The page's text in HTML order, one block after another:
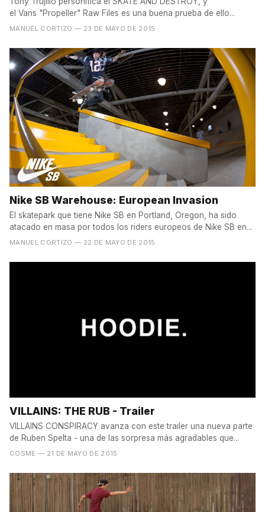
el Vans "Propeller" Raw Files es una buena prueba de ello...
MANUEL CORTIZO — 23 DE MAYO DE 2015
Nike SB Warehouse: European Invasion
El skatepark que tiene Nike SB en Portland, Oregon, ha sido
atacado en masa por todos los riders europeos de Nike SB en...
MANUEL CORTIZO — 22 DE MAYO DE 2015
VILLAINS: THE RUB - Trailer
VILLAINS CONSPIRACY avanza con este trailer una nueva parte
de Ruben Spelta - una de las sorpresa más agradables que...
COSME — 21 DE MAYO DE 2015